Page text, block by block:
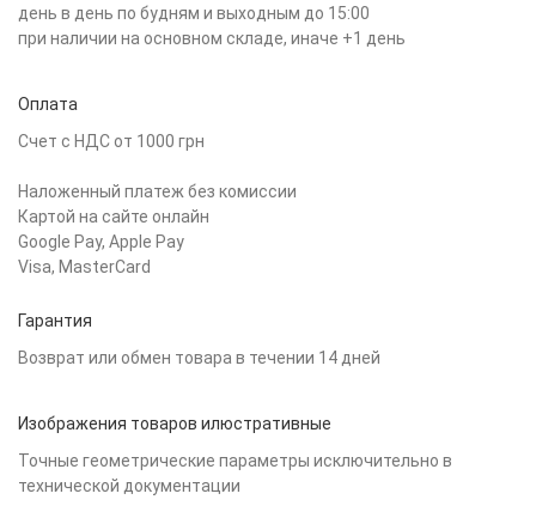
день в день по будням и выходным до 15:00
при наличии на основном складе, иначе +1 день
Оплата
Счет с НДС от 1000 грн
Наложенный платеж без комиссии
Картой на сайте онлайн
Google Pay, Apple Pay
Visa, MasterCard
Гарантия
Возврат или обмен товара в течении 14 дней
Изображения товаров илюстративные
Точные геометрические параметры исключительно в
технической документации